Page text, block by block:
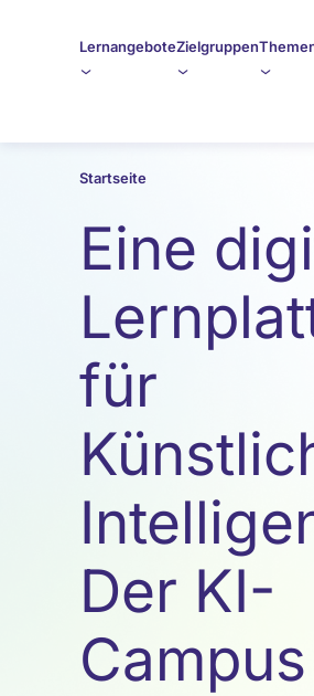
LernangeboteZielgruppen
Startseite
Eine
für
Der KI-
Campus